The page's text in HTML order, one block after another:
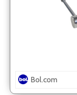
Bol.com